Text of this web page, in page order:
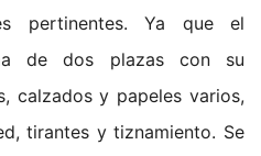
pertinentes. Ya que el
de dos plazas con su
calzados y papeles varios,
tirantes y tiznamiento. Se